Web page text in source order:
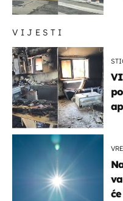
VIJESTI